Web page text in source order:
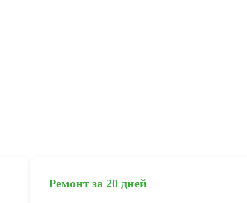
Ремонт за 20 дней